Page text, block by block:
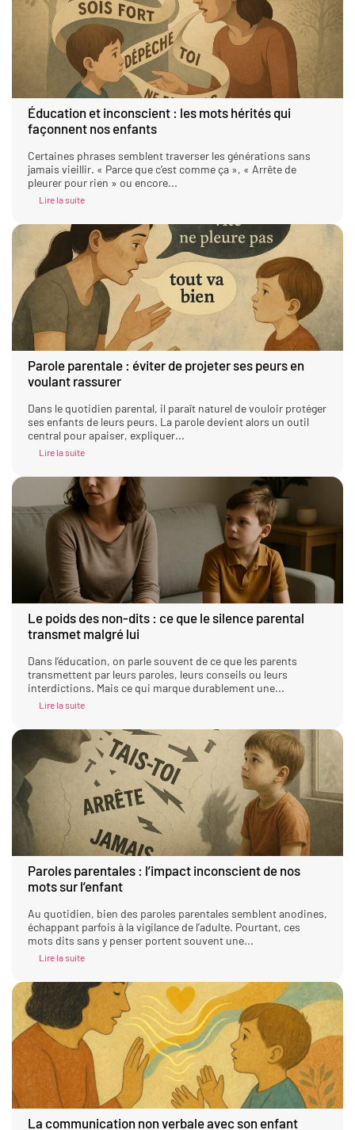
Éducation et inconscient : les mots hérités qui
façonnent nos enfants
Certaines phrases semblent traverser les générations sans
jamais vieillir. « Parce que c’est comme ça », « Arrête de
pleurer pour rien » ou encore...
Lire la suite
Parole parentale : éviter de projeter ses peurs en
voulant rassurer
Dans le quotidien parental, il paraît naturel de vouloir protéger
ses enfants de leurs peurs. La parole devient alors un outil
central pour apaiser, expliquer...
Lire la suite
Le poids des non-dits : ce que le silence parental
transmet malgré lui
Dans l’éducation, on parle souvent de ce que les parents
transmettent par leurs paroles, leurs conseils ou leurs
interdictions. Mais ce qui marque durablement une...
Lire la suite
Paroles parentales : l’impact inconscient de nos
mots sur l’enfant
Au quotidien, bien des paroles parentales semblent anodines,
échappant parfois à la vigilance de l’adulte. Pourtant, ces
mots dits sans y penser portent souvent une...
Lire la suite
La communication non verbale avec son enfant